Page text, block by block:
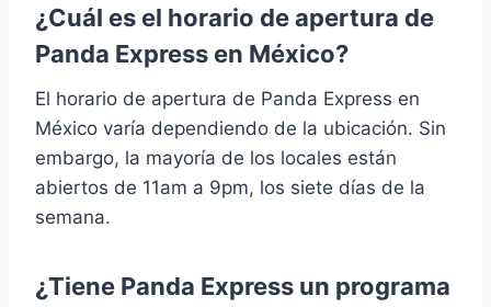
¿Cuál es el horario de apertura de
Panda Express en México?
El horario de apertura de Panda Express en
México varía dependiendo de la ubicación. Sin
embargo, la mayoría de los locales están
abiertos de 11am a 9pm, los siete días de la
semana.
¿Tiene Panda Express un programa